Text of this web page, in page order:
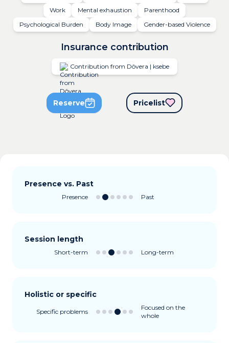
Work
Mental exhaustion
Parenthood
Psychological Burden
Body Image Gender-based Violence
Insurance contribution
Contribution from Dôvera | ksebe
Reserve Pricelist
Presence vs. Past
Presence Past
Session length
Short-term Long-term
Holistic or specific
Specific problems
Focused on the
whole